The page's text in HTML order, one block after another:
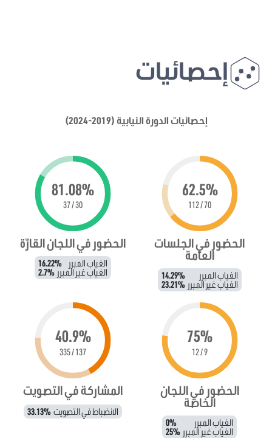
إحصائيات
إحصائيات الدورة النيابية (2019-2024)
62.5%
70 / 112
الحضور في الجلسات
العامة
الغياب المبرر 14.29%
الغياب غير المبرر 23.21%
81.08%
30 / 37
الحضور في اللجان القارّة
الغياب المبرر 16.22%
الغياب غير المبرر 2.7%
75%
9 / 12
الحضور في اللجان
الخاصة
الغياب المبرر 0%
الغياب غير المبرر 25%
40.9%
137 / 335
المشاركة في التصويت
الانضباط في التصويت 33.13%